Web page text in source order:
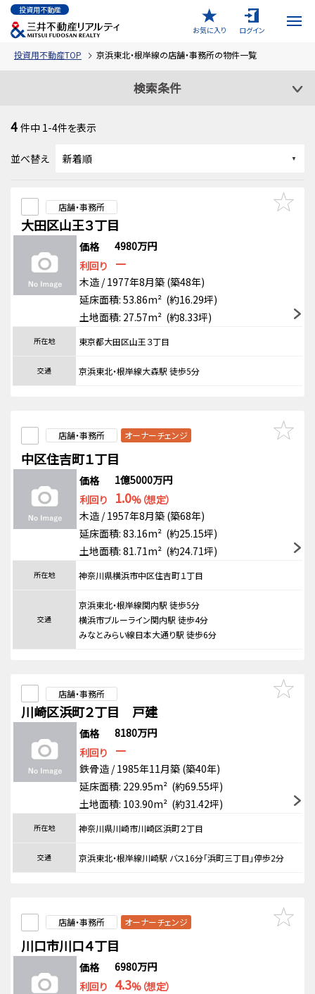
投資用不動産
お気に入り
ログイン
投資用不動産TOP 京浜東北・根岸線の店舗・事務所の物件一覧
検索条件
4 件中 1-4件を表示
並べ替え
店舗・事務所
大田区山王３丁目
価格
4980万円
利回り
－
木造 / 1977年8月築 (築48年)
延床面積: 53.86m² (約16.29坪)
土地面積: 27.57m² (約8.33坪)
所在地 東京都大田区山王３丁目
交通 京浜東北・根岸線大森駅 徒歩5分
店舗・事務所 オーナーチェンジ
中区住吉町１丁目
価格
1億5000万円
利回り
1.0%（想定）
木造 / 1957年8月築 (築68年)
延床面積: 83.16m² (約25.15坪)
土地面積: 81.71m² (約24.71坪)
所在地 神奈川県横浜市中区住吉町１丁目
交通
京浜東北・根岸線関内駅 徒歩5分
横浜市ブルーライン関内駅 徒歩4分
みなとみらい線日本大通り駅 徒歩6分
店舗・事務所
川崎区浜町２丁目 戸建
価格
8180万円
利回り
－
鉄骨造 / 1985年11月築 (築40年)
延床面積: 229.95m² (約69.55坪)
土地面積: 103.90m² (約31.42坪)
所在地 神奈川県川崎市川崎区浜町２丁目
交通 京浜東北・根岸線川崎駅 バス16分「浜町三丁目」停歩2分
店舗・事務所 オーナーチェンジ
川口市川口４丁目
価格
6980万円
利回り 4.3%（想定）